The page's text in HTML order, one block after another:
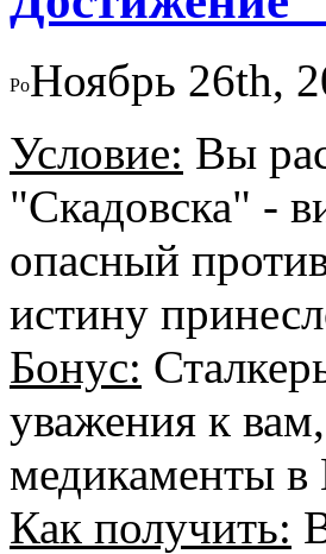
Ноябрь 26th,
Условие: Вы
"Скадовска" -
опасный
истину
Бонус:
уважения к
медикаменты
Как получить: